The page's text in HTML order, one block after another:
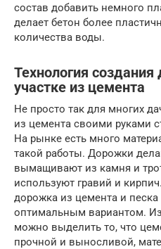
состав добавить немного
делает бетон более
количества воды.
Технология
участке из цемента
Не просто так для многих
из цемента своими руками
На рынке есть много
такой работы. Дорожки
вымащивают из камня и
используют гравий и
дорожка из цемента и
оптимальным вариантом.
можно выделить то, что
прочной и выносливой,